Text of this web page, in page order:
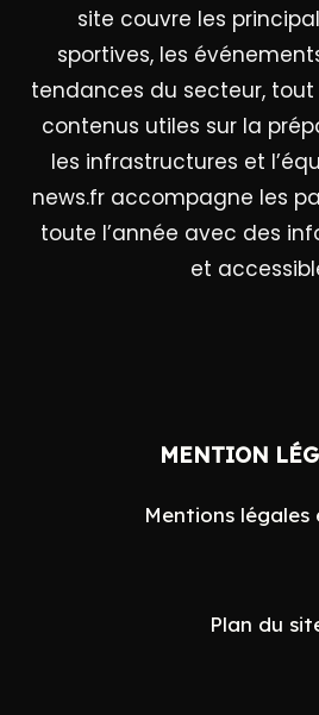
site couvre les
sportives, les
tendances du secteur,
contenus utiles sur la
les infrastructures et
news.fr accompagne les
toute l’année avec des
et
MENTION
Mentions légales
Plan du